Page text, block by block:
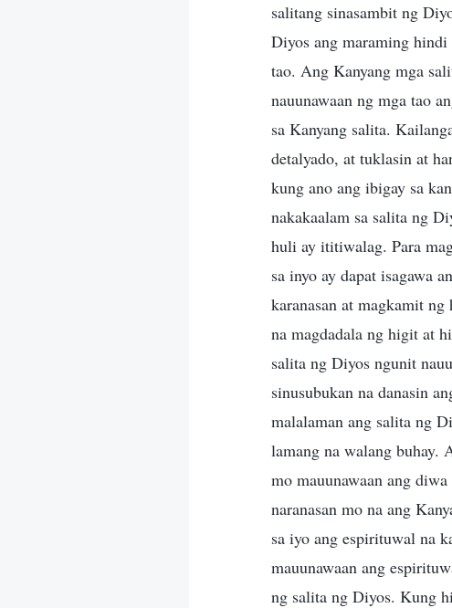
salitang sinasambit ng
Diyos ang maraming hindi
tao. Ang Kanyang mga
nauunawaan ng mga tao
sa Kanyang salita.
detalyado, at tuklasin at
kung ano ang ibigay sa
nakakaalam sa salita ng
huli ay ititiwalag. Para
sa inyo ay dapat isagawa
karanasan at magkamit
na magdadala ng higit at
salita ng Diyos ngunit
sinusubukan na danasin
malalaman ang salita ng
lamang na walang buhay.
mo mauunawaan ang
naranasan mo na ang
sa iyo ang espirituwal na
mauunawaan ang
ng salita ng Diyos. Kung